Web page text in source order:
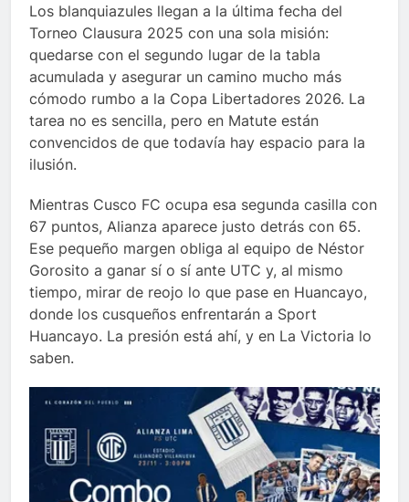
Los blanquiazules llegan a la última fecha del
Torneo Clausura 2025 con una sola misión:
quedarse con el segundo lugar de la tabla
acumulada y asegurar un camino mucho más
cómodo rumbo a la Copa Libertadores 2026. La
tarea no es sencilla, pero en Matute están
convencidos de que todavía hay espacio para la
ilusión.
Mientras Cusco FC ocupa esa segunda casilla con
67 puntos, Alianza aparece justo detrás con 65.
Ese pequeño margen obliga al equipo de Néstor
Gorosito a ganar sí o sí ante UTC y, al mismo
tiempo, mirar de reojo lo que pase en Huancayo,
donde los cusqueños enfrentarán a Sport
Huancayo. La presión está ahí, y en La Victoria lo
saben.